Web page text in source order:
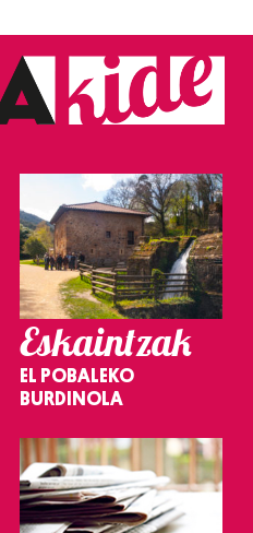
Eskaintzak
EL POBALEKO
BURDINOLA